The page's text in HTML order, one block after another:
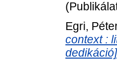
Egri,
context :